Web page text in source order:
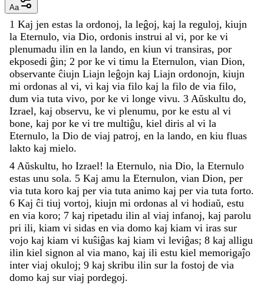
Aa
1 Kaj jen estas la ordonoj, la leĝoj, kaj la reguloj, kiujn
la Eternulo, via Dio, ordonis instrui al vi, por ke vi
plenumadu ilin en la lando, en kiun vi transiras, por
ekposedi ĝin; 2 por ke vi timu la Eternulon, vian Dion,
observante ĉiujn Liajn leĝojn kaj Liajn ordonojn, kiujn
mi ordonas al vi, vi kaj via filo kaj la filo de via filo,
dum via tuta vivo, por ke vi longe vivu. 3 Aŭskultu do,
Izrael, kaj observu, ke vi plenumu, por ke estu al vi
bone, kaj por ke vi tre multiĝu, kiel diris al vi la
Eternulo, la Dio de viaj patroj, en la lando, en kiu fluas
lakto kaj mielo.
4 Aŭskultu, ho Izrael! la Eternulo, nia Dio, la Eternulo
estas unu sola. 5 Kaj amu la Eternulon, vian Dion, per
via tuta koro kaj per via tuta animo kaj per via tuta forto.
6 Kaj ĉi tiuj vortoj, kiujn mi ordonas al vi hodiaŭ, estu
en via koro; 7 kaj ripetadu ilin al viaj infanoj, kaj parolu
pri ili, kiam vi sidas en via domo kaj kiam vi iras sur
vojo kaj kiam vi kuŝiĝas kaj kiam vi leviĝas; 8 kaj alligu
ilin kiel signon al via mano, kaj ili estu kiel memorigaĵo
inter viaj okuloj; 9 kaj skribu ilin sur la fostoj de via
domo kaj sur viaj pordegoj.